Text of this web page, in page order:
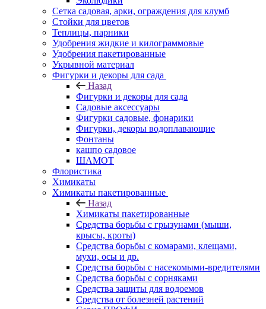
Сетка садовая, арки, ограждения для клумб
Стойки для цветов
Теплицы, парники
Удобрения жидкие и килограммовые
Удобрения пакетированные
Укрывной материал
Фигурки и декоры для сада
Назад
Фигурки и декоры для сада
Садовые аксессуары
Фигурки садовые, фонарики
Фигурки, декоры водоплавающие
Фонтаны
кашпо садовое
ШАМОТ
Флористика
Химикаты
Химикаты пакетированные
Назад
Химикаты пакетированные
Средства борьбы с грызунами (мыши,
крысы, кроты)
Средства борьбы с комарами, клещами,
мухи, осы и др.
Средства борьбы с насекомыми-вредителями
Средства борьбы с сорняками
Средства защиты для водоемов
Средства от болезней растений